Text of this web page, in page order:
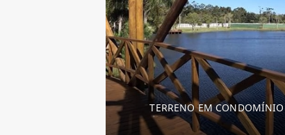
TERRENO EM CONDOMÍNIO